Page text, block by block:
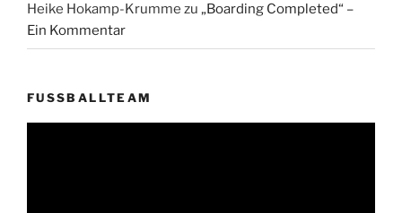
Heike Hokamp-Krumme zu „Boarding Completed“ –
Ein Kommentar
FUSSBALLTEAM